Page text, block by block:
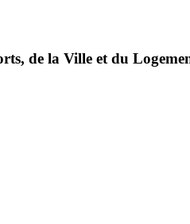
de la Ville et du